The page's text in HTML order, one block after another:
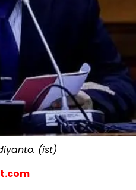
(ist)